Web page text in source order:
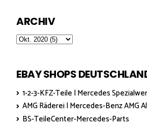
ARCHIV
EBAY SHOPS
1-2-3-KFZ-Teile | Mercedes
AMG Räderei | Mercedes-Benz AMG
BS-TeileCenter-Mercedes-Parts